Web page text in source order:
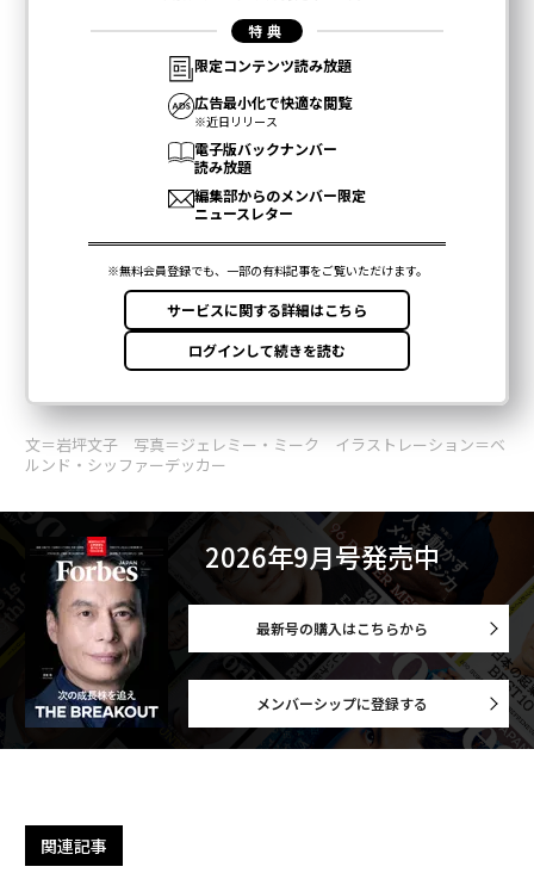
文＝岩坪文子 写真＝ジェレミー・ミーク イラストレーション＝ベ
ルンド・シッファーデッカー
2026年9月号発売中
最新号の購入はこちらから
メンバーシップに登録する
関連記事